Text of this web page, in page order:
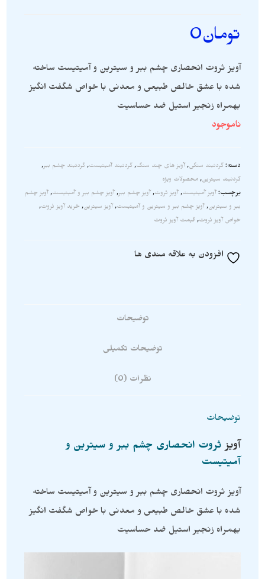
تومان0
آویز ثروت انحصاری چشم ببر و سیترین و آمیتیست ساخته
شده با عشق خالص طبیعی و معدنی با خواص شگفت انگیز
بهمراه زنجیر استیل ضد حساسیت
ناموجود
دسته: گردنبند سنگی, آویز های چند سنگ, گردنبند آمیتیست, گردنبند چشم ببر,
گردنبند سیترین,محصولات ویژه
برچسب: آویز آمیتیست, آویز ثروت, آویز چشم ببر, آویز چشم ببر و آمیتیست, آویز چشم
ببر و سیترین, آویز چشم ببر و سیترین و آمیتیست, آویز سیترین, خرید آویز ثروت,
خواص آویز ثروت, قیمت آویز ثروت
افزودن به علاقه مندی ها
توضیحات
توضیحات تکمیلی
نظرات (0)
توضیحات
آویز ثروت انحصاری چشم ببر و سیترین و
آمیتیست
آویز ثروت انحصاری چشم ببر و سیترین و آمیتیست ساخته
شده با عشق خالص طبیعی و معدنی با خواص شگفت انگیز
بهمراه زنجیر استیل ضد حساسیت